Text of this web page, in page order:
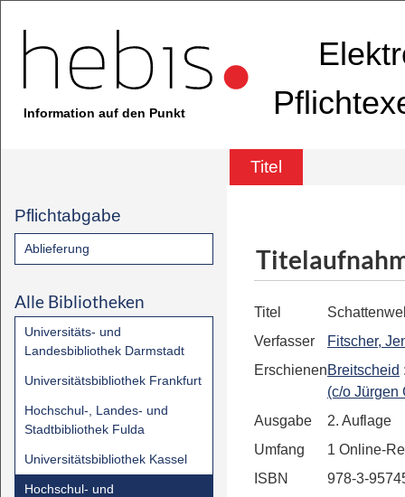
Information auf den Punkt
Titel
Pflichtabgabe
Ablieferung
Alle Bibliotheken
Universitäts- und
Landesbibliothek Darmstadt
Universitätsbibliothek Frankfurt
Hochschul-, Landes- und
Stadtbibliothek Fulda
Universitätsbibliothek Kassel
Hochschul- und
Titel
Verfasser
Fitscher,
ErschienenBreitscheid
(c/o Jürgen
Ausgabe
2. Auflage
Umfang
1 Online-
ISBN
978-3-